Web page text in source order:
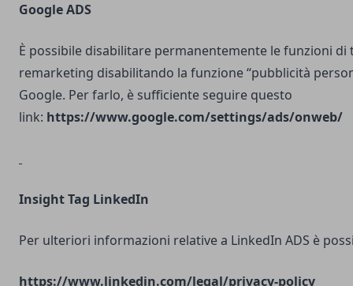
Google ADS
È possibile disabilitare permanentemente le funzioni di
remarketing disabilitando la funzione “pubblicità
Google. Per farlo, è sufficiente seguire questo
link: https://www.google.com/settings/ads/onweb/
Insight Tag LinkedIn
Per ulteriori informazioni relative a LinkedIn ADS è
https://www.linkedin.com/legal/privacy-policy